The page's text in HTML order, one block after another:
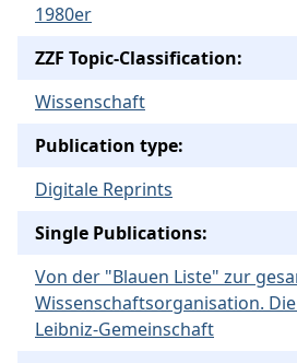
1980er
ZZF Topic-Classification:
Wissenschaft
Publication type:
Digitale Reprints
Single Publications:
Von der "Blauen Liste" zur
Wissenschaftsorganisation.
Leibniz-Gemeinschaft